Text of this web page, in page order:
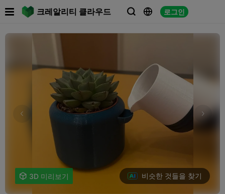
크레알리티 클라우드   로그인
 
 3D 미리보기 비슷한 것들을 찾기